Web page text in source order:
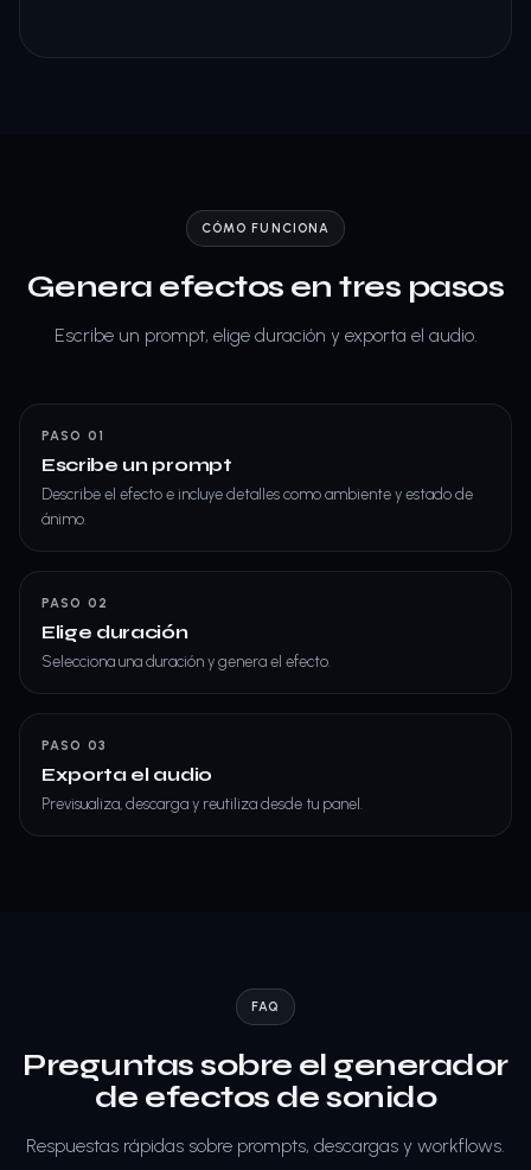
CÓMO FUNCIONA
Genera efectos en tres pasos
Escribe un prompt, elige duración y exporta el audio.
PASO 01
Escribe un prompt
Describe el efecto e incluye detalles como ambiente y estado de
ánimo.
PASO 02
Elige duración
Selecciona una duración y genera el efecto.
PASO 03
Exporta el audio
Previsualiza, descarga y reutiliza desde tu panel.
FAQ
Preguntas sobre el generador
de efectos de sonido
Respuestas rápidas sobre prompts, descargas y workflows.